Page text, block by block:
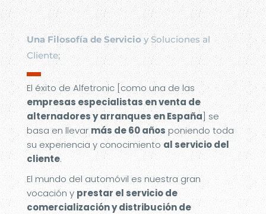
Una Filosofía de Servicioy Soluciones al
Cliente;
▬
El éxito de Alfetronic [como una de las
empresas especialistas en venta de
alternadores y arranques en España] se
basa en llevarmás de 60 añosponiendo toda
su experiencia y conocimiento al servicio del
cliente.
El mundo del automóvil es nuestra gran
vocación y prestar el servicio de
comercialización y distribución de